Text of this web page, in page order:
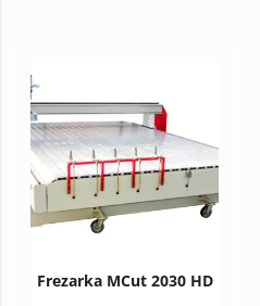
Frezarka MCut 2030 HD